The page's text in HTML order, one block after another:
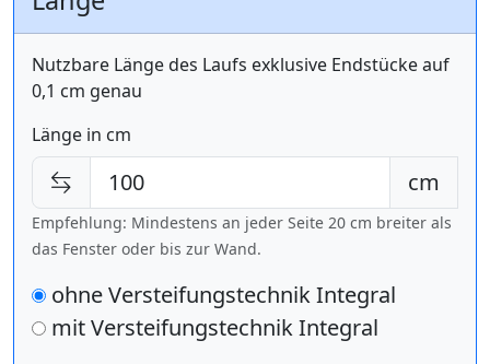
Nutzbare Länge des Laufs exklusive Endstücke auf
0,1 cm genau
Länge in cm
cm
Empfehlung: Mindestens an jeder Seite 20 cm breiter als
das Fenster oder bis zur Wand.
ohne Versteifungstechnik Integral
mit VersteifungstechnikIntegral